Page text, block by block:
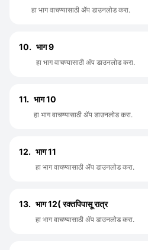
हा भाग वाचण्यासाठी ॲप डाउनलोड करा.
10. भाग 9
हा भाग वाचण्यासाठी ॲप डाउनलोड करा.
11. भाग 10
हा भाग वाचण्यासाठी ॲप डाउनलोड करा.
12. भाग 11
हा भाग वाचण्यासाठी ॲप डाउनलोड करा.
13. भाग 12( रक्तपिपासू रात्र
हा भाग वाचण्यासाठी ॲप डाउनलोड करा.